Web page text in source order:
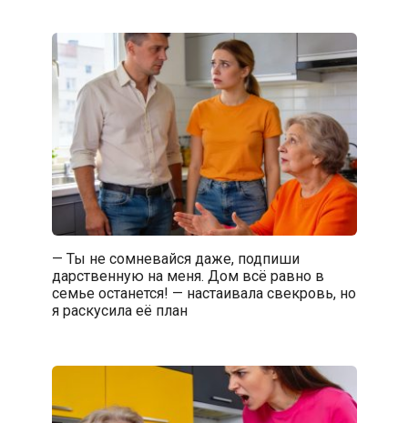
— Ты не сомневайся даже, подпиши
дарственную на меня. Дом всё равно в
семье останется! — настаивала свекровь, но
я раскусила её план